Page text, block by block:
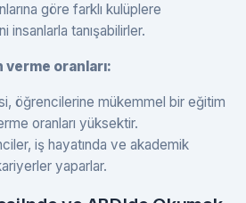
göre farklı kulüplere
insanlarla tanışabilirler.
verme oranları:
öğrencilerine mükemmel bir eğitim
oranları yüksektir.
iş hayatında ve akademik
yaparlar.